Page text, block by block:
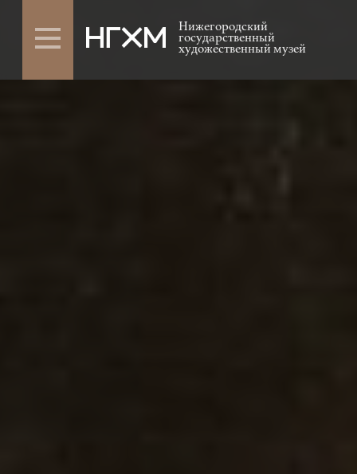
Нижегородский
государственный
художественный музей